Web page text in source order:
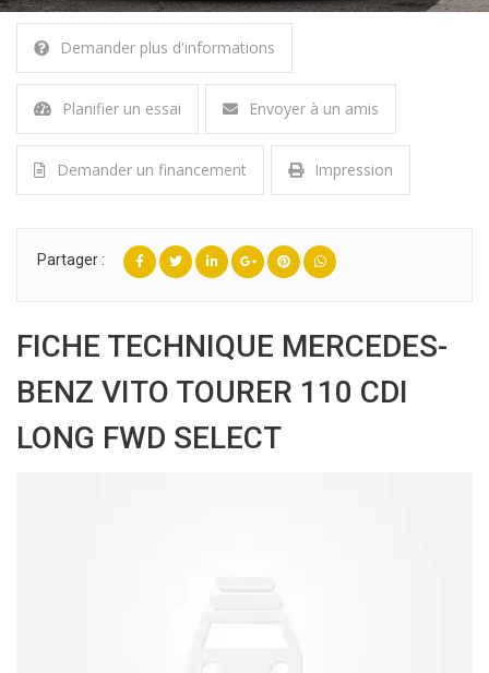
Demander plus d'informations
Planifier un essai Envoyer à un amis
Demander un financement Impression
Partager :
FICHE TECHNIQUE MERCEDES-
BENZ VITO TOURER 110 CDI
LONG FWD SELECT